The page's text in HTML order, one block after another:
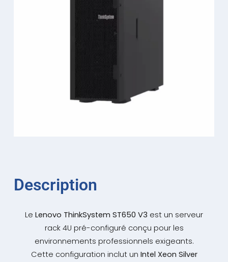
Description
Le Lenovo ThinkSystem ST650 V3 est un serveur
rack 4U pré-configuré conçu pour les
environnements professionnels exigeants.
Cette configuration inclut un Intel Xeon Silver